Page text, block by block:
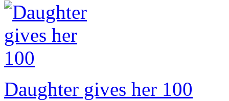
Daughter gives her 100